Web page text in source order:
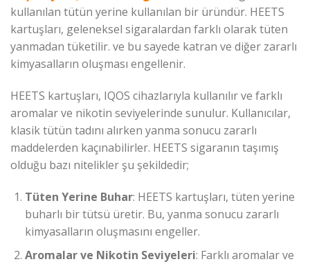
kullanılan tütün yerine kullanılan bir üründür. HEETS
kartuşları, geleneksel sigaralardan farklı olarak tüten
yanmadan tüketilir. ve bu sayede katran ve diğer zararlı
kimyasalların oluşması engellenir.
HEETS kartuşları, IQOS cihazlarıyla kullanılır ve farklı
aromalar ve nikotin seviyelerinde sunulur. Kullanıcılar,
klasik tütün tadını alırken yanma sonucu zararlı
maddelerden kaçınabilirler. HEETS sigaranın taşımış
olduğu bazı nitelikler şu şekildedir;
Tüten Yerine Buhar: HEETS kartuşları, tüten yerine
buharlı bir tütsü üretir. Bu, yanma sonucu zararlı
kimyasalların oluşmasını engeller.
Aromalar ve Nikotin Seviyeleri: Farklı aromalar ve